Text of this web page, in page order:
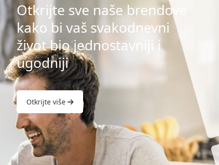
Otkrijte sve naše brendove
kako bi vaš svakodnevni
život bio jednostavniji i
ugodniji
Otkrijte više